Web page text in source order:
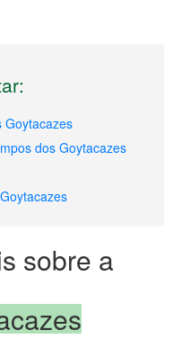
Goytacazes
dos Goytacazes
sobre a